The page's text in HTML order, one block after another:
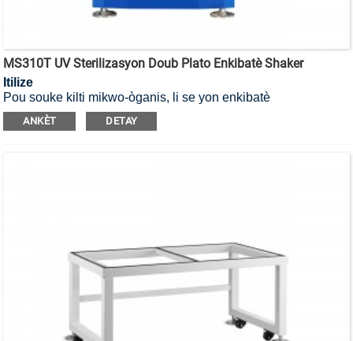
MS310T UV Sterilizasyon Doub Plato Enkibatè Shaker
Itilize
Pou souke kilti mikwo-òganis, li se yon enkibatè
esterilizasyon UV ak yon plato doub.
ANKÈT DETAY